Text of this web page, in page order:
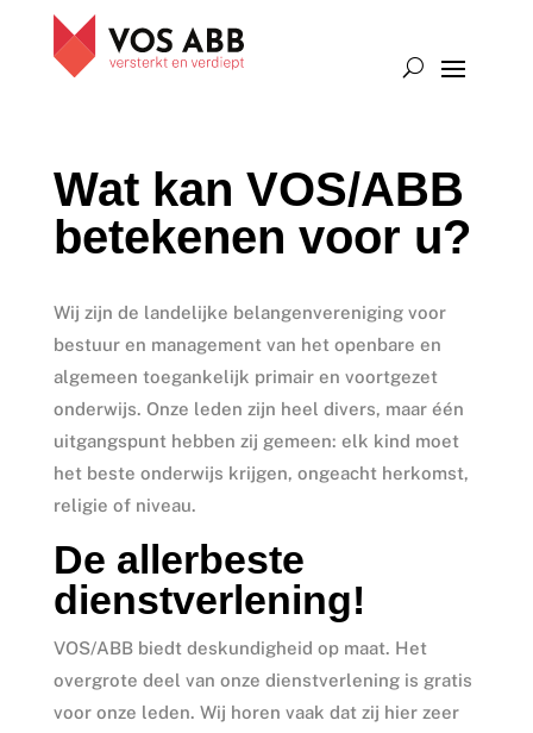
Wat kan VOS/ABB
betekenen voor u?
Wij zijn de landelijke belangenvereniging voor
bestuur en management van het openbare en
algemeen toegankelijk primair en voortgezet
onderwijs. Onze leden zijn heel divers, maar één
uitgangspunt hebben zij gemeen: elk kind moet
het beste onderwijs krijgen, ongeacht herkomst,
religie of niveau.
De allerbeste
dienstverlening!
VOS/ABB biedt deskundigheid op maat. Het
overgrote deel van onze dienstverlening is gratis
voor onze leden. Wij horen vaak dat zij hier zeer